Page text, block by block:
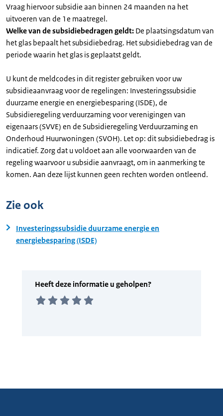
Vraag hiervoor subsidie aan binnen 24 maanden na het
uitvoeren van de 1e maatregel.
Welke van de subsidiebedragen geldt: De plaatsingsdatum van
het glas bepaalt het subsidiebedrag. Het subsidiebedrag van de
periode waarin het glas is geplaatst geldt.
U kunt de meldcodes in dit register gebruiken voor uw
subsidieaanvraag voor de regelingen: Investeringssubsidie
duurzame energie en energiebesparing (ISDE), de
Subsidieregeling verduurzaming voor verenigingen van
eigenaars (SVVE) en de Subsidieregeling Verduurzaming en
Onderhoud Huurwoningen (SVOH). Let op: dit subsidiebedrag is
indicatief. Zorg dat u voldoet aan alle voorwaarden van de
regeling waarvoor u subsidie aanvraagt, om in aanmerking te
komen. Aan deze lijst kunnen geen rechten worden ontleend.
Zie ook
Investeringssubsidie duurzame energie en
energiebesparing (ISDE)